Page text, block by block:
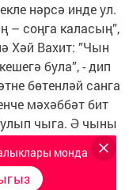
нәрсә инде ул.
соңга каласың”,
Хәй Вахит: ”Чын
була”, - дип
бөтенләй санга
мәхәббәт бит
чыга. Ә чыны
аера
эше генә
кашына да
монда